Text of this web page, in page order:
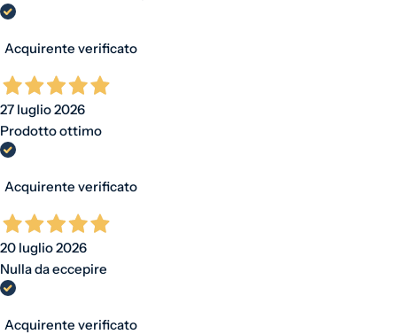
Acquirente verificato
27 luglio 2026
Prodotto ottimo
Acquirente verificato
20 luglio 2026
Nulla da eccepire
Acquirente verificato